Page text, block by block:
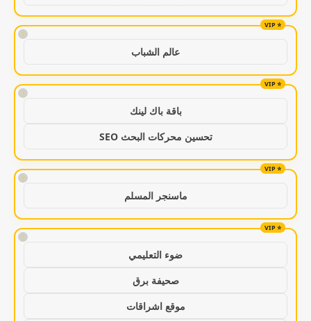
!
عالم الشباب
!
باقة باك لينك
تحسين محركات البحث SEO
!
ماسنجر المسلم
!
ضوء التعليمي
صحيفة برق
موقع اشراقات